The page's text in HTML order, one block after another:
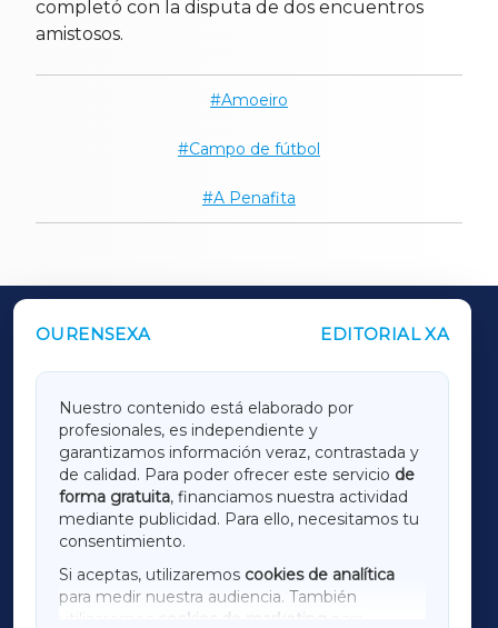
completó con la disputa de dos encuentros
amistosos.
Amoeiro
Campo de fútbol
A Penafita
OURENSEXA EDITORIAL XA
Nuestro contenido está elaborado por
profesionales, es independiente y
garantizamos información veraz, contrastada y
de calidad. Para poder ofrecer este servicio de
forma gratuita, financiamos nuestra actividad
mediante publicidad. Para ello, necesitamos tu
consentimiento.
Si aceptas, utilizaremos cookies de analítica
para medir nuestra audiencia. También
utilizaremos
cookies de marketing
OUTROS PERIÓDICOS
LUGOXA
TERRACHAXA
AMARIÑAXA